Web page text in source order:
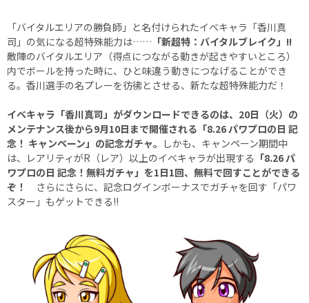
「バイタルエリアの勝負師」と名付けられたイベキャラ「香川真
司」の気になる超特殊能力は…… 「新超特：バイタルブレイク」!!
敵陣のバイタルエリア（得点につながる動きが起きやすいところ）
内でボールを持った時に、ひと味違う動きにつなげることができ
る。香川選手の名プレーを彷彿とさせる、新たな超特殊能力だ！
イベキャラ「香川真司」がダウンロードできるのは、20日（火）の
メンテナンス後から9月10日まで開催される「8.26 パワプロの日 記
念！ キャンペーン」の記念ガチャ。 しかも、キャンペーン期間中
は、レアリティがR（レア）以上のイベキャラが出現する 「8.26 パ
ワプロの日 記念！無料ガチャ」を1日1回、無料で回すことができる
ぞ！
さらにさらに、記念ログインボーナスでガチャを回す「パワ
スター」もゲットできる!!